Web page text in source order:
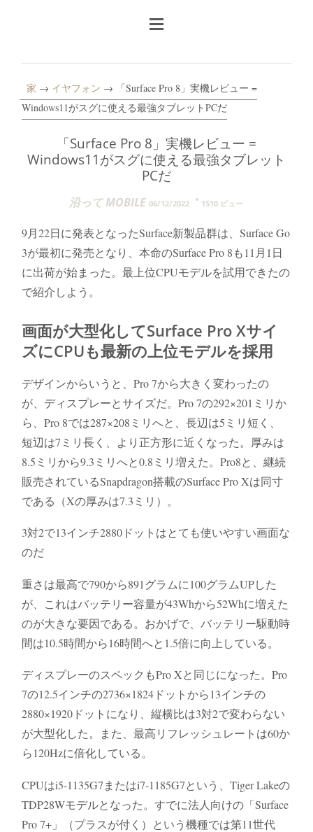
家 → イヤフォン → 「Surface Pro 8」実機レビュー =
Windows11がスグに使える最強タブレットPCだ
「Surface Pro 8」実機レビュー =
Windows11がスグに使える最強タブレット
PCだ
沿って MOBILE 06/12/2022 1510 ビュー
9月22日に発表となったSurface新製品群は、Surface Go
3が最初に発売となり、本命のSurface Pro 8も11月1日
に出荷が始まった。最上位CPUモデルを試用できたの
で紹介しよう。
画面が大型化してSurface Pro Xサイ
ズにCPUも最新の上位モデルを採用
デザインからいうと、Pro 7から大きく変わったの
が、ディスプレーとサイズだ。Pro 7の292×201ミリか
ら、Pro 8では287×208ミリへと、長辺は5ミリ短く、
短辺は7ミリ長く、より正方形に近くなった。厚みは
8.5ミリから9.3ミリへと0.8ミリ増えた。Pro8と、継続
販売されているSnapdragon搭載のSurface Pro Xは同寸
である（Xの厚みは7.3ミリ）。
3対2で13インチ2880ドットはとても使いやすい画面な
のだ
重さは最高で790から891グラムに100グラムUPした
が、これはバッテリー容量が43Whから52Whに増えた
のが大きな要因である。おかげで、バッテリー駆動時
間は10.5時間から16時間へと1.5倍に向上している。
ディスプレーのスペックもPro Xと同じになった。Pro
7の12.5インチの2736×1824ドットから13インチの
2880×1920ドットになり、縦横比は3対2で変わらない
が大型化した。また、最高リフレッシュレートは60か
ら120Hzに倍化している。
CPUはi5-1135G7またはi7-1185G7という、Tiger Lakeの
TDP28Wモデルとなった。すでに法人向けの「Surface
Pro 7+」（プラスが付く）という機種では第11世代